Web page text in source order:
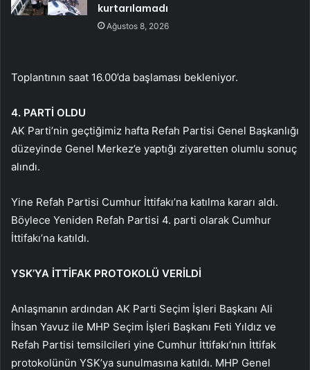
kurtarılamadı
Ağustos 8, 2026
Toplantının saat 16.00’da başlaması bekleniyor.
4. PARTİ OLDU
AK Parti’nin geçtiğimiz hafta Refah Partisi Genel Başkanlığı
düzeyinde Genel Merkez’e yaptığı ziyaretten olumlu sonuç
alındı.
Yine Refah Partisi Cumhur İttifakı’na katılma kararı aldı.
Böylece Yeniden Refah Partisi 4. parti olarak Cumhur
İttifakı’na katıldı.
YSK’YA İTTİFAK PROTOKOLÜ VERİLDİ
Anlaşmanın ardından AK Parti Seçim İşleri Başkanı Ali
İhsan Yavuz ile MHP Seçim İşleri Başkanı Feti Yıldız ve
Refah Partisi temsilcileri yine Cumhur İttifakı’nın İttifak
protokolünün YSK’ya sunulmasına katıldı. MHP Genel